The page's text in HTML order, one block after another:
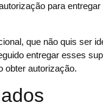
para
que não quis ser
entregar esses
obter autorização.